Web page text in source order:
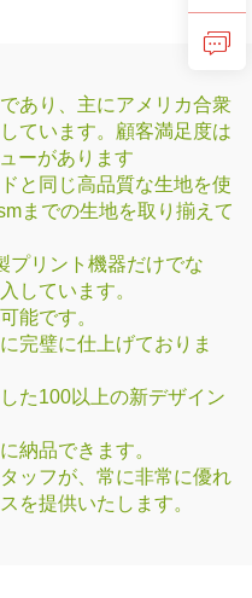
あり、主にアメリカ合衆
ています。顧客満足度は
ーがあります
と同じ高品質な生地を使
までの生地を取り揃えて
プリント機器だけでな
しています。
能です。
完璧に仕上げておりま
た100以上の新デザイン
納品できます。
ッフが、常に非常に優れ
を提供いたします。